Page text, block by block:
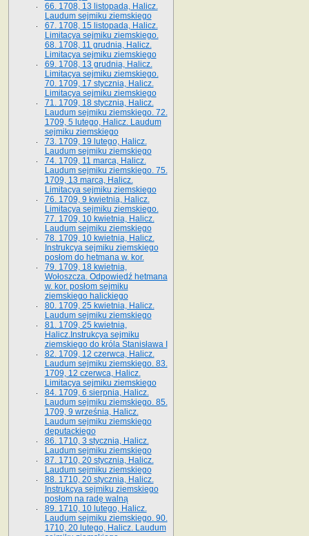
66. 1708, 13 listopada, Halicz.
Laudum sejmiku ziemskiego
67. 1708, 15 listopada, Halicz.
Limitacya sejmiku ziemskiego.
68. 1708, 11 grudnia, Halicz.
Limitacya sejmiku ziemskiego
69. 1708, 13 grudnia, Halicz.
Limitacya sejmiku ziemskiego.
70. 1709, 17 stycznia, Halicz.
Limitacya sejmiku ziemskiego
71. 1709, 18 stycznia, Halicz.
Laudum sejmiku ziemskiego. 72.
1709, 5 lutego, Halicz. Laudum
sejmiku ziemskiego
73. 1709, 19 lutego, Halicz.
Laudum sejmiku ziemskiego
74. 1709, 11 marca, Halicz.
Laudum sejmiku ziemskiego. 75.
1709, 13 marca, Halicz.
Limitacya sejmiku ziemskiego
76. 1709, 9 kwietnia, Halicz.
Limitacya sejmiku ziemskiego.
77. 1709, 10 kwietnia, Halicz.
Laudum sejmiku ziemskiego
78. 1709, 10 kwietnia, Halicz.
Instrukcya sejmiku ziemskiego
posłom do hetmana w. kor.
79. 1709, 18 kwietnia,
Wołoszcza. Odpowiedź hetmana
w. kor. posłom sejmiku
ziemskiego halickiego
80. 1709, 25 kwietnia, Halicz.
Laudum sejmiku ziemskiego
81. 1709, 25 kwietnia,
Halicz.Instrukcya sejmiku
ziemskiego do króla Stanisława I
82. 1709, 12 czerwca, Halicz.
Laudum sejmiku ziemskiego. 83.
1709, 12 czerwca, Halicz.
Limitacya sejmiku ziemskiego
84. 1709, 6 sierpnia, Halicz.
Laudum sejmiku ziemskiego. 85.
1709, 9 września, Halicz.
Laudum sejmiku ziemskiego
deputackiego
86. 1710, 3 stycznia, Halicz.
Laudum sejmiku ziemskiego
87. 1710, 20 stycznia, Halicz.
Laudum sejmiku ziemskiego
88. 1710, 20 stycznia, Halicz.
Instrukcya sejmiku ziemskiego
posłom na radę walną
89. 1710, 10 lutego, Halicz.
Laudum sejmiku ziemskiego. 90.
1710, 20 lutego, Halicz. Laudum